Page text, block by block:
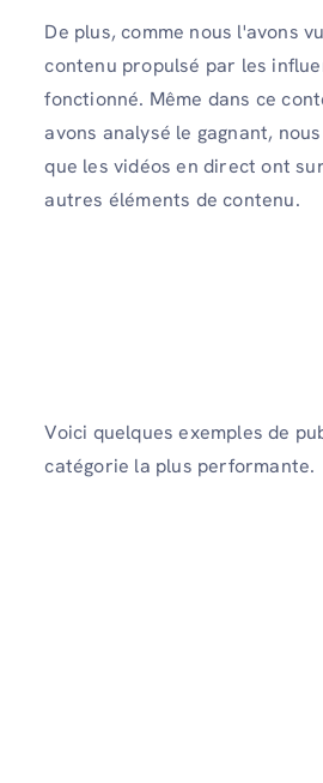
De plus, comme nous l'avons
contenu propulsé par les
fonctionné. Même dans ce
avons analysé le gagnant,
que les vidéos en direct ont
autres éléments de contenu.
Voici quelques exemples de
catégorie la plus performante.